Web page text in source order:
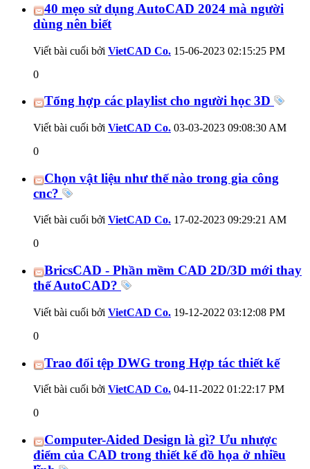
40 mẹo sử dụng AutoCAD 2024 mà người
dùng nên biết
Viết bài cuối bởi VietCAD Co. 15-06-2023 02:15:25 PM
0
Tổng hợp các playlist cho người học 3D
Viết bài cuối bởi VietCAD Co. 03-03-2023 09:08:30 AM
0
Chọn vật liệu như thế nào trong gia công
cnc?
Viết bài cuối bởi VietCAD Co. 17-02-2023 09:29:21 AM
0
BricsCAD - Phần mềm CAD 2D/3D mới thay
thế AutoCAD?
Viết bài cuối bởi VietCAD Co. 19-12-2022 03:12:08 PM
0
Trao đổi tệp DWG trong Hợp tác thiết kế
Viết bài cuối bởi VietCAD Co. 04-11-2022 01:22:17 PM
0
Computer-Aided Design là gì? Ưu nhược
điểm của CAD trong thiết kế đồ họa ở nhiều